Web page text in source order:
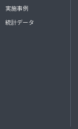
実施事例
統計データ